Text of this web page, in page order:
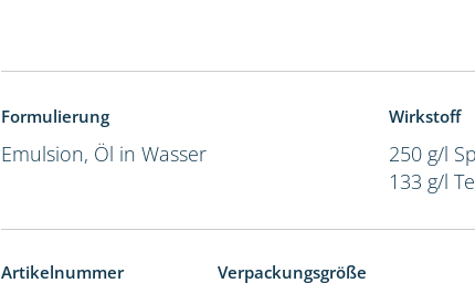
Formulierung
Emulsion, Öl in Wasser
Wirkstoff
250 g/l
133 g/l
Artikelnummer Verpackungsgröße